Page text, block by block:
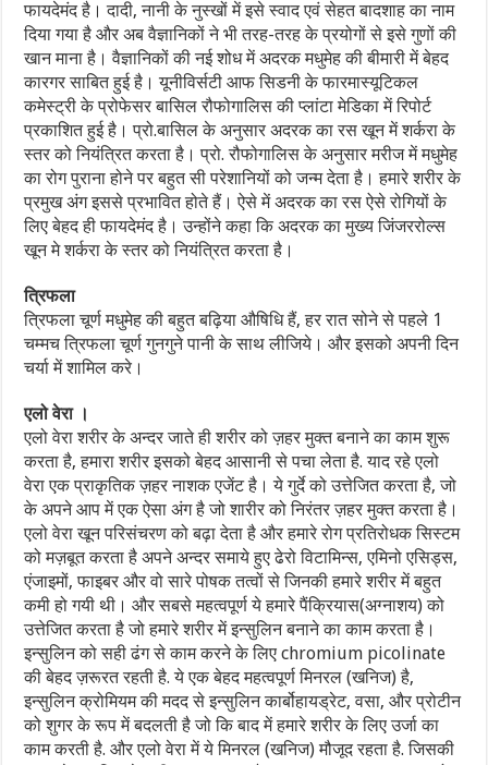
फायदेमंद है। दादी, नानी के नुस्खों में इसे स्वाद एवं सेहत बादशाह का नाम
दिया गया है और अब वैज्ञानिकों ने भी तरह-तरह के प्रयोगों से इसे गुणों की
खान माना है। वैज्ञानिकों की नई शोध में अदरक मधुमेह की बीमारी में बेहद
कारगर साबित हुई है। यूनीविर्सटी आफ सिडनी के फारमास्यूटिकल
कमेस्ट्री के प्रोफेसर बासिल रौफोगालिस की प्लांटा मेडिका में रिपोर्ट
प्रकाशित हुई है। प्रो.बासिल के अनुसार अदरक का रस खून में शर्करा के
स्तर को नियंत्रित करता है। प्रो. रौफोगालिस के अनुसार मरीज में मधुमेह
का रोग पुराना होने पर बहुत सी परेशानियों को जन्म देता है। हमारे शरीर के
प्रमुख अंग इससे प्रभावित होते हैं। ऐसे में अदरक का रस ऐसे रोगियों के
लिए बेहद ही फायदेमंद है। उन्होंने कहा कि अदरक का मुख्य जिंजररोल्स
खून मे शर्करा के स्तर को नियंत्रित करता है।
त्रिफला
त्रिफला चूर्ण मधुमेह की बहुत बढ़िया औषिधि हैं, हर रात सोने से पहले 1
चम्मच त्रिफला चूर्ण गुनगुने पानी के साथ लीजिये। और इसको अपनी दिन
चर्या में शामिल करे।
एलो वेरा ।
एलो वेरा शरीर के अन्दर जाते ही शरीर को ज़हर मुक्त बनाने का काम शुरू
करता है, हमारा शरीर इसको बेहद आसानी से पचा लेता है. याद रहे एलो
वेरा एक प्राकृतिक ज़हर नाशक एजेंट है। ये गुर्दे को उत्तेजित करता है, जो
के अपने आप में एक ऐसा अंग है जो शारीर को निरंतर ज़हर मुक्त करता है।
एलो वेरा खून परिसंचरण को बढ़ा देता है और हमारे रोग प्रतिरोधक सिस्टम
को मज़बूत करता है अपने अन्दर समाये हुए ढेरो विटामिन्स, एमिनो एसिड्स,
एंजाइमों, फाइबर और वो सारे पोषक तत्वों से जिनकी हमारे शरीर में बहुत
कमी हो गयी थी। और सबसे महत्वपूर्ण ये हमारे पैंक्रियास(अग्नाशय) को
उत्तेजित करता है जो हमारे शरीर में इन्सुलिन बनाने का काम करता है।
इन्सुलिन को सही ढंग से काम करने के लिए chromium picolinate
की बेहद ज़रूरत रहती है. ये एक बेहद महत्वपूर्ण मिनरल (खनिज) है,
इन्सुलिन क्रोमियम की मदद से इन्सुलिन कार्बोहायड्रेट, वसा, और प्रोटीन
को शुगर के रूप में बदलती है जो कि बाद में हमारे शरीर के लिए उर्जा का
काम करती है. और एलो वेरा में ये मिनरल (खनिज) मौजूद रहता है. जिसकी